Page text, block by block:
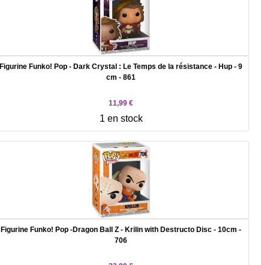
Figurine Funko! Pop - Dark Crystal : Le Temps de la résistance - Hup - 9
cm - 861
11,99 €
1 en stock
Figurine Funko! Pop -Dragon Ball Z - Krilin with Destructo Disc - 10cm -
706